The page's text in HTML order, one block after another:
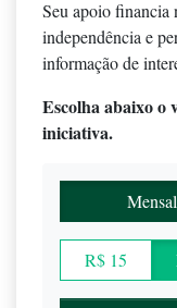
Seu apoio financia
independência e
informação de
Escolha abaixo o
iniciativa.
Mensal
R$ 15